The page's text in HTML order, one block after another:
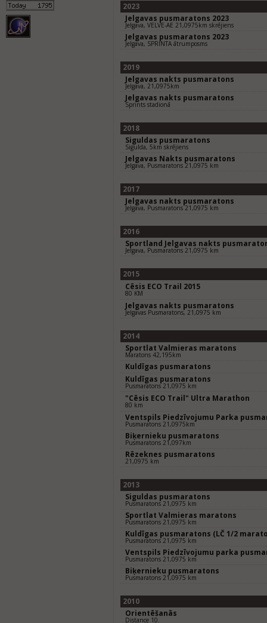
2023
Jelgavas pusmaratons 2023
Jelgava, VELVE-AE 21,0975km skrējiens
Jelgavas pusmaratons 2023
Jelgava, SPRINTA ātrumposms
2019
Jelgavas nakts pusmaratons
Jelgava, 21,0975km
Jelgavas nakts pusmaratons
Sprints stadionā
2018
Siguldas pusmaratons
Sigulda, 5km skrējiens
Jelgavas Nakts pusmaratons
Jelgava, Pusmaratons 21,0975 km
2017
Jelgavas nakts pusmaratons
Jelgava, Pusmaratons 21,0975 km
2016
Sportland Jelgavas nakts
Jelgava, Pusmaratons 21,0975 km
2015
Cēsis ECO Trail 2015
80 KM
Jelgavas nakts pusmaratons
Jelgavas Pusmaratons, 21,0975 km
2014
Sportlat Valmieras maratons
Maratons 42,195km
Kuldīgas pusmaratons
Kuldīgas pusmaratons
Pusmaratons 21,0975 km
"Cēsis ECO Trail" Ultra Marathon
80 km
Ventspils Piedzīvojumu Parka
Pusmaratons 21,0975km
Biķernieku pusmaratons
Pusmaratons 21,097km
Rēzeknes pusmaratons
21,0975 km
2013
Siguldas pusmaratons
Pusmaratons 21,0975 km
Sportlat Valmieras maratons
Pusmaratons 21,0975 km
Kuldīgas pusmaratons (LČ 1/2
Pusmaratons 21,0975 km
Ventspils Piedzīvojumu parka
Pusmaratons 21,0975 km
Biķernieku pusmaratons
Pusmaratons 21,0975 km
2010
Orientēšanās
Distance 10.